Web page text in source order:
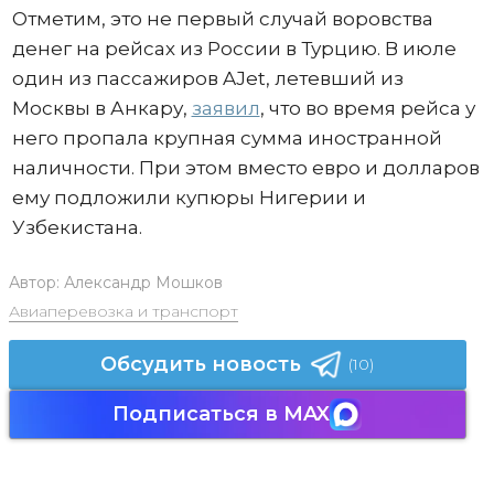
Отметим, это не первый случай воровства
денег на рейсах из России в Турцию. В июле
один из пассажиров AJet, летевший из
Москвы в Анкару, заявил, что во время рейса у
него пропала крупная сумма иностранной
наличности. При этом вместо евро и долларов
ему подложили купюры Нигерии и
Узбекистана.
Автор: Александр Мошков
Авиаперевозка и транспорт
Обсудить новость (10)
Подписаться в MAX